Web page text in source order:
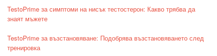
TestoPrime за симптоми на нисък тестостерон: Какво трябва да
знаят мъжете
TestoPrime за възстановяване: Подобрява възстановяването след
тренировка